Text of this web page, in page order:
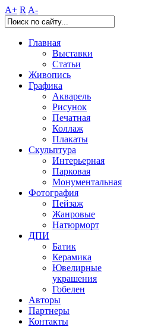
A+ R A-
Главная
Выставки
Статьи
Живопись
Графика
Акварель
Рисунок
Печатная
Коллаж
Плакаты
Скульптура
Интерьерная
Парковая
Монументальная
Фотография
Пейзаж
Жанровые
Натюрморт
ДПИ
Батик
Керамика
Ювелирные
украшения
Гобелен
Авторы
Партнеры
Контакты